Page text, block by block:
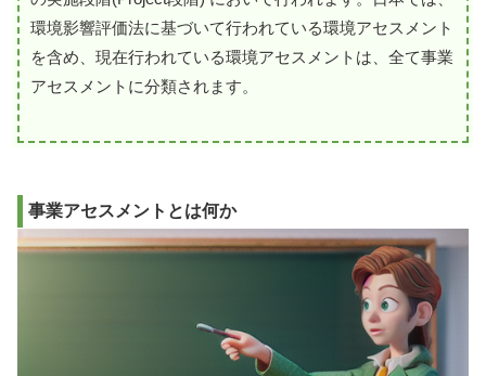
環境影響評価法に基づいて行われている環境アセスメント
を含め、現在行われている環境アセスメントは、全て事業
アセスメントに分類されます。
事業アセスメントとは何か